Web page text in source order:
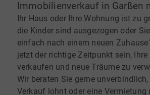
Immobilienverkauf in Garßen
Ihr Haus oder Ihre Wohnung ist zu
die Kinder sind ausgezogen oder
einfach nach einem neuen
jetzt der richtige Zeitpunkt sein,
verkaufen und neue Träume zu
Wir beraten Sie gerne
Verkauf lohnt oder eine Vermietung